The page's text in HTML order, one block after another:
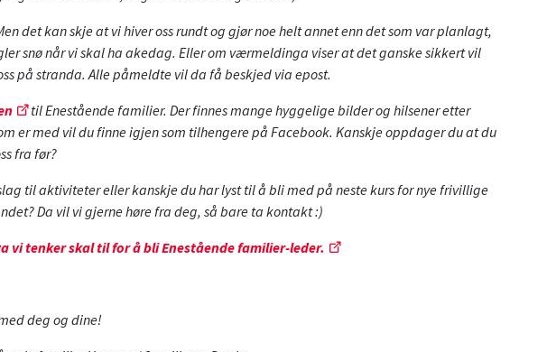
det kan skje at vi hiver oss rundt og gjør noe helt annet enn det som var planlagt,
snø når vi skal ha akedag. Eller om værmeldinga viser at det ganske sikkert vil
på stranda. Alle påmeldte vil da få beskjed via epost.
til Enestående familier. Der finnes mange hyggelige bilder og hilsener etter
er med vil du finne igjen som tilhengere på Facebook. Kanskje oppdager du at du
fra før?
til aktiviteter eller kanskje du har lyst til å bli med på neste kurs for nye frivillige
Da vil vi gjerne høre fra deg, så bare ta kontakt :)
vi tenker skal til for å bli Enestående familier-leder.
deg og dine!